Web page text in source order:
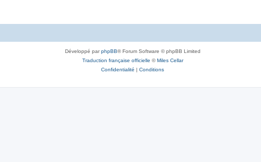
Développé parphpBB® Forum Software © phpBB Limited
Traduction française officielle ©Miles Cellar
Confidentialité | Conditions